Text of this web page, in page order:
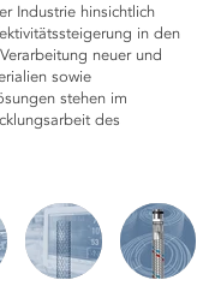
Industrie hinsichtlich
in den
neuer und
sowie
stehen im
des